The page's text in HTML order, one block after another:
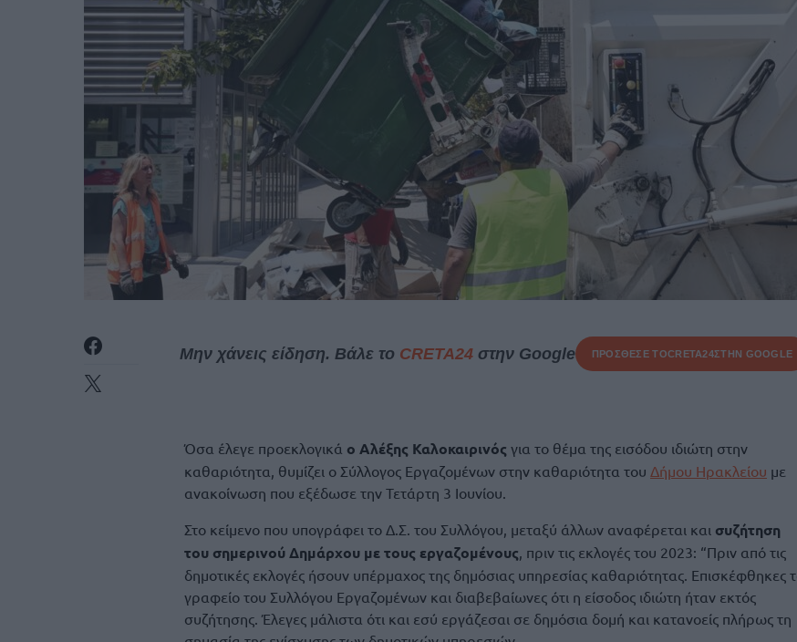
Μην χάνεις είδηση. Βάλε το CRETA24στην Google ΠΡΟΣΘΕΣΕ ΤΟCRETA24ΣΤΗΝ GOOGLE
Όσα έλεγε προεκλογικά ο Αλέξης Καλοκαιρινός για το θέμα της εισόδου ιδιώτη στην
καθαριότητα, θυμίζει ο Σύλλογος Εργαζομένων στην καθαριότητα του Δήμου Ηρακλείου με
ανακοίνωση που εξέδωσε την Τετάρτη 3 Ιουνίου.
Στο κείμενο που υπογράφει το Δ.Σ. του Συλλόγου, μεταξύ άλλων αναφέρεται και συζήτηση
του σημερινού Δημάρχου με τους εργαζομένους, πριν τις εκλογές του 2023: “Πριν από τις
δημοτικές εκλογές ήσουν υπέρμαχος της δημόσιας υπηρεσίας καθαριότητας. Επισκέφθηκες
γραφείο του Συλλόγου Εργαζομένων και διαβεβαίωνες ότι η είσοδος ιδιώτη ήταν εκτός
συζήτησης. Έλεγες μάλιστα ότι και εσύ εργάζεσαι σε δημόσια δομή και κατανοείς πλήρως τη